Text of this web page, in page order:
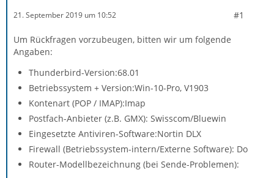
21. September 2019 um 10:52 #1
Um Rückfragen vorzubeugen, bitten wir um folgende
Angaben:
Thunderbird-Version:68.01
Betriebssystem + Version:Win-10-Pro, V1903
Kontenart (POP / IMAP):Imap
Postfach-Anbieter (z.B. GMX): Swisscom/Bluewin
Eingesetzte Antiviren-Software:Nortin DLX
Firewall (Betriebssystem-intern/Externe Software): Do
Router-Modellbezeichnung (bei Sende-Problemen):